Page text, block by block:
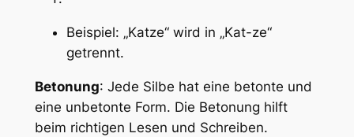
Beispiel: „Katze“ wird in „Kat-ze“
getrennt.
Betonung: Jede Silbe hat eine betonte und
eine unbetonte Form. Die Betonung hilft
beim richtigen Lesen und Schreiben.